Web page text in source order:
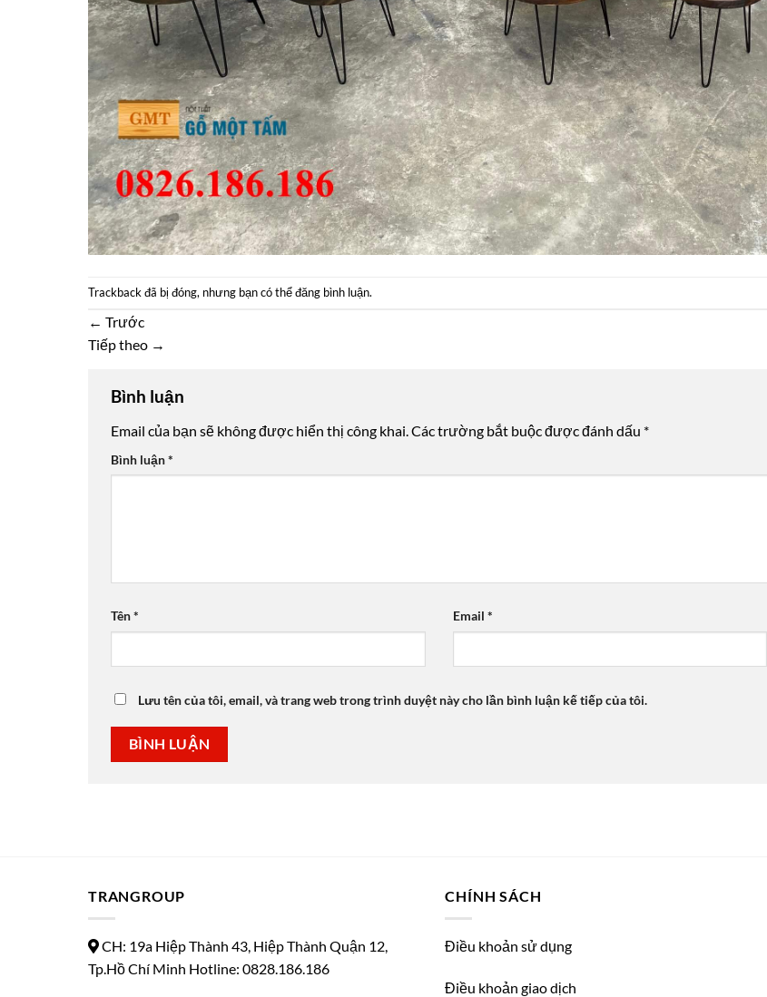
Trackback đã bị đóng, nhưng bạn có thểđăng bình luận.
← Trước
Tiếp theo →
Bình luận
Email của bạn sẽ không được hiển thị công khai. Các trường bắt buộc được đánh dấu *
Bình luận*
Tên* Email *
Lưu tên của tôi, email, và trang web trong trình duyệt này cho lần bình luận kế tiếp của tôi.
TRANGROUP
CH: 19a Hiệp Thành 43, Hiệp Thành Quận 12,
Tp.Hồ Chí Minh Hotline: 0828.186.186
CHÍNH SÁCH
Điều khoản sử dụng
Điều khoản giao dịch